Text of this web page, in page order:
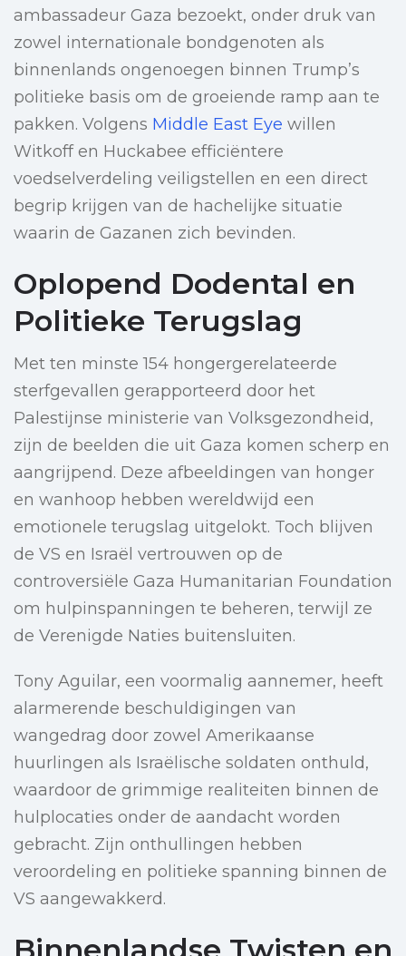
ambassadeur Gaza bezoekt, onder druk van
zowel internationale bondgenoten als
binnenlands ongenoegen binnen Trump’s
politieke basis om de groeiende ramp aan te
pakken. Volgens Middle East Eye willen
Witkoff en Huckabee efficiëntere
voedselverdeling veiligstellen en een direct
begrip krijgen van de hachelijke situatie
waarin de Gazanen zich bevinden.
Oplopend Dodental en
Politieke Terugslag
Met ten minste 154 hongergerelateerde
sterfgevallen gerapporteerd door het
Palestijnse ministerie van Volksgezondheid,
zijn de beelden die uit Gaza komen scherp en
aangrijpend. Deze afbeeldingen van honger
en wanhoop hebben wereldwijd een
emotionele terugslag uitgelokt. Toch blijven
de VS en Israël vertrouwen op de
controversiële Gaza Humanitarian Foundation
om hulpinspanningen te beheren, terwijl ze
de Verenigde Naties buitensluiten.
Tony Aguilar, een voormalig aannemer, heeft
alarmerende beschuldigingen van
wangedrag door zowel Amerikaanse
huurlingen als Israëlische soldaten onthuld,
waardoor de grimmige realiteiten binnen de
hulplocaties onder de aandacht worden
gebracht. Zijn onthullingen hebben
veroordeling en politieke spanning binnen de
VS aangewakkerd.